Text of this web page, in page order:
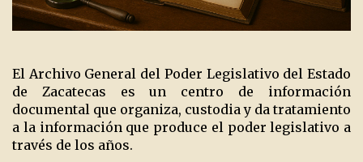
El Archivo General del Poder Legislativo del Estado
de Zacatecas es un centro de información
documental que organiza, custodia y da tratamiento
a la información que produce el poder legislativo a
través de los años.